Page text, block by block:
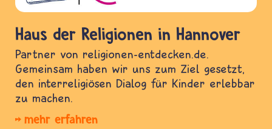
Haus der Religionen in Hannover
Partner von religionen-entdecken.de.
Gemeinsam haben wir uns zum Ziel gesetzt,
den interreligiösen Dialog für Kinder erlebbar
zu machen.
mehr erfahren